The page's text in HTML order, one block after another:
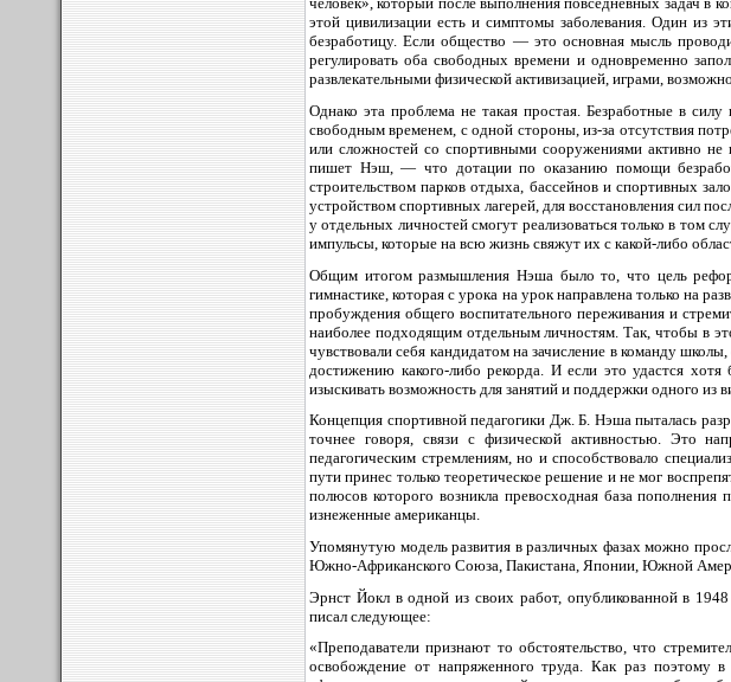
этой цивилизации есть и симптомы заболевания. Один
безработицу. Если общество — это основная мысль
регулировать оба свободных времени и одновременно
развлекательными физической активизацией, играми,
Однако эта проблема не такая простая. Безработные в
свободным временем, с одной стороны, из-за отсутствия
или сложностей со спортивными сооружениями активно
пишет Нэш, — что дотации по оказанию помощи
строительством парков отдыха, бассейнов и спортивных
устройством спортивных лагерей, для восстановления сил
у отдельных личностей смогут реализоваться только в том
импульсы, которые на всю жизнь свяжут их с какой-либо
Общим итогом размышления Нэша было то, что цель
гимнастике, которая с урока на урок направлена только на
пробуждения общего воспитательного переживания и
наиболее подходящим отдельным личностям. Так, чтобы в
чувствовали себя кандидатом на зачисление в команду
достижению какого-либо рекорда. И если это удастся
изыскивать возможность для занятий и поддержки одного из
Концепция спортивной педагогики Дж. Б. Нэша пыталась
точнее говоря, связи с физической активностью. Это
педагогическим стремлениям, но и способствовало
пути принес только теоретическое решение и не мог
полюсов которого возникла превосходная база
изнеженные американцы.
Упомянутую модель развития в различных фазах можно
Южно-Африканского Союза, Пакистана, Японии, Южной
Эрнст Йокл в одной из своих работ, опубликованной в
писал следующее:
«Преподаватели признают то обстоятельство, что
освобождение от напряженного труда. Как раз